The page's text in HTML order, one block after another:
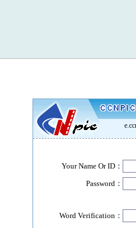
Your Name Or ID：
Password：
Word Verification：